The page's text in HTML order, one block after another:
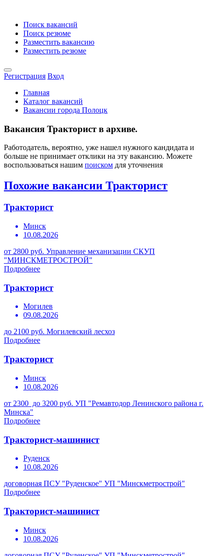
Поиск вакансий
Поиск резюме
Разместить вакансию
Разместить резюме
Регистрация Вход
Главная
Каталог вакансий
Вакансии города Полоцк
Вакансия Тракторист в архиве.
Работодатель, вероятно, уже нашел нужного кандидата и
больше не принимает отклики на эту вакансию. Можете
воспользоваться нашим поиском для уточнения
Похожие вакансии Тракторист
Тракторист
Минск
10.08.2026
от 2800 руб. Управление механизации СКУП
"МИНСКМЕТРОСТРОЙ"
Подробнее
Тракторист
Могилев
09.08.2026
до 2100 руб. Могилевский лесхоз
Подробнее
Тракторист
Минск
10.08.2026
от 2300 до 3200 руб. УП "Ремавтодор Ленинского района г.
Минска"
Подробнее
Тракторист-машинист
Руденск
10.08.2026
договорная ПСУ "Руденское" УП "Минскметрострой"
Подробнее
Тракторист-машинист
Минск
10.08.2026